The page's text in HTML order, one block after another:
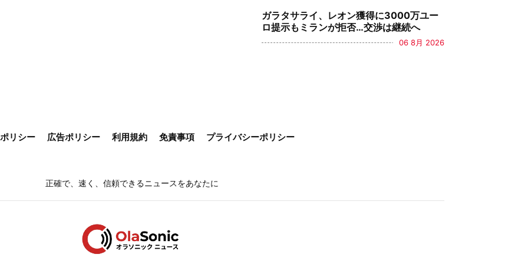
ガラタサライ、レオン獲得に3000万ユー
ロ提示もミランが拒否…交渉は継続へ
06 8月 2026
リシー 広告ポリシー 利用規約 免責事項 プライバシーポリシー
正確で、速く、信頼できるニュースをあなたに